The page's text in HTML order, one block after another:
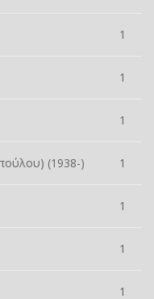
1
1
1
(1938-) 1
1
1
1